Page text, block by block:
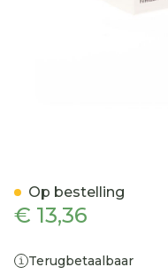
€ 13,36
Terugbetaalbaar
Op bestelling